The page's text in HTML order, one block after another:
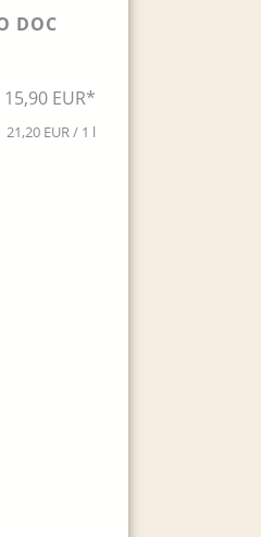
DOC
15,90 EUR*
21,20 EUR / 1 l